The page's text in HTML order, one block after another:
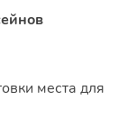
места для